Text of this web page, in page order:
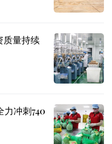
质量持续
力冲刺740